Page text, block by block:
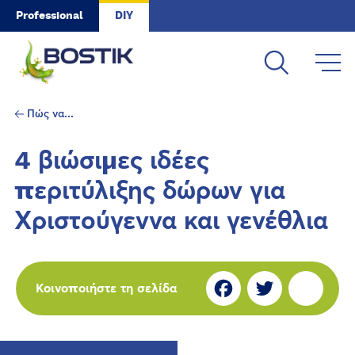
Skip to main content
Professional DIY
Πώς να...
4 βιώσιμες ιδέες
περιτύλιξης δώρων για
Χριστούγεννα και γενέθλια
Κοινοποιήστε τη σελίδα
Fa
Tw